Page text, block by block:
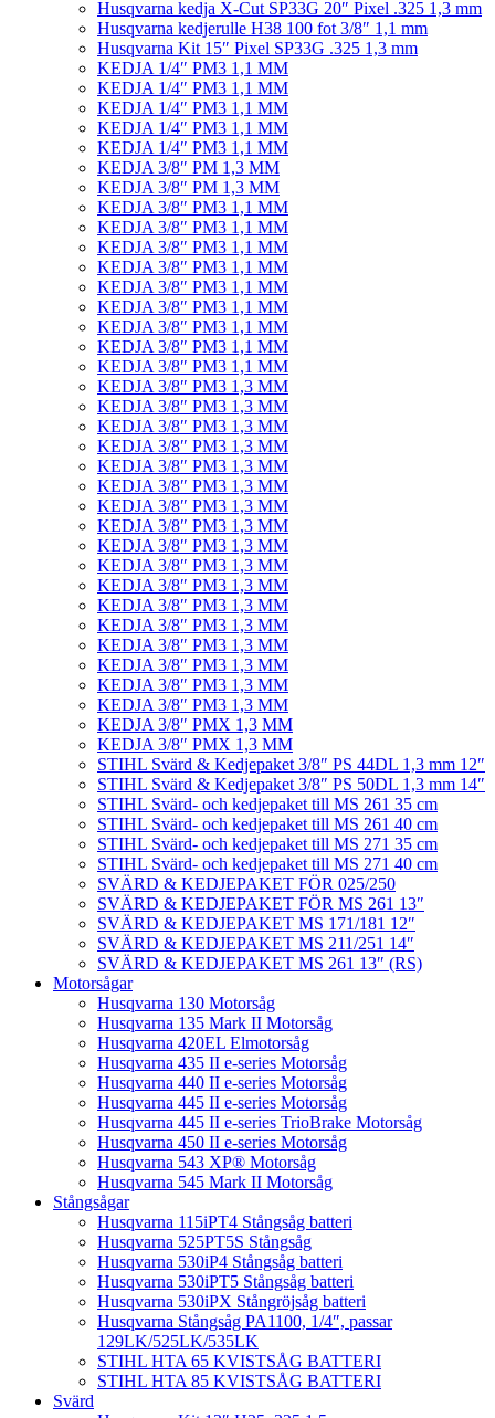
Husqvarna kedja X-Cut SP33G 20″ Pixel .325 1,3 mm
Husqvarna kedjerulle H38 100 fot 3/8″ 1,1 mm
Husqvarna Kit 15″ Pixel SP33G .325 1,3 mm
KEDJA 1/4″ PM3 1,1 MM
KEDJA 1/4″ PM3 1,1 MM
KEDJA 1/4″ PM3 1,1 MM
KEDJA 1/4″ PM3 1,1 MM
KEDJA 1/4″ PM3 1,1 MM
KEDJA 3/8″ PM 1,3 MM
KEDJA 3/8″ PM 1,3 MM
KEDJA 3/8″ PM3 1,1 MM
KEDJA 3/8″ PM3 1,1 MM
KEDJA 3/8″ PM3 1,1 MM
KEDJA 3/8″ PM3 1,1 MM
KEDJA 3/8″ PM3 1,1 MM
KEDJA 3/8″ PM3 1,1 MM
KEDJA 3/8″ PM3 1,1 MM
KEDJA 3/8″ PM3 1,1 MM
KEDJA 3/8″ PM3 1,1 MM
KEDJA 3/8″ PM3 1,3 MM
KEDJA 3/8″ PM3 1,3 MM
KEDJA 3/8″ PM3 1,3 MM
KEDJA 3/8″ PM3 1,3 MM
KEDJA 3/8″ PM3 1,3 MM
KEDJA 3/8″ PM3 1,3 MM
KEDJA 3/8″ PM3 1,3 MM
KEDJA 3/8″ PM3 1,3 MM
KEDJA 3/8″ PM3 1,3 MM
KEDJA 3/8″ PM3 1,3 MM
KEDJA 3/8″ PM3 1,3 MM
KEDJA 3/8″ PM3 1,3 MM
KEDJA 3/8″ PM3 1,3 MM
KEDJA 3/8″ PM3 1,3 MM
KEDJA 3/8″ PM3 1,3 MM
KEDJA 3/8″ PM3 1,3 MM
KEDJA 3/8″ PM3 1,3 MM
KEDJA 3/8″ PMX 1,3 MM
KEDJA 3/8″ PMX 1,3 MM
STIHL Svärd & Kedjepaket 3/8″ PS 44DL 1,3 mm 12″
STIHL Svärd & Kedjepaket 3/8″ PS 50DL 1,3 mm 14″
STIHL Svärd- och kedjepaket till MS 261 35 cm
STIHL Svärd- och kedjepaket till MS 261 40 cm
STIHL Svärd- och kedjepaket till MS 271 35 cm
STIHL Svärd- och kedjepaket till MS 271 40 cm
SVÄRD & KEDJEPAKET FÖR 025/250
SVÄRD & KEDJEPAKET FÖR MS 261 13″
SVÄRD & KEDJEPAKET MS 171/181 12″
SVÄRD & KEDJEPAKET MS 211/251 14″
SVÄRD & KEDJEPAKET MS 261 13″ (RS)
Motorsågar
Husqvarna 130 Motorsåg
Husqvarna 135 Mark II Motorsåg
Husqvarna 420EL Elmotorsåg
Husqvarna 435 II e-series Motorsåg
Husqvarna 440 II e-series Motorsåg
Husqvarna 445 II e-series Motorsåg
Husqvarna 445 II e-series TrioBrake Motorsåg
Husqvarna 450 II e-series Motorsåg
Husqvarna 543 XP® Motorsåg
Husqvarna 545 Mark II Motorsåg
Stångsågar
Husqvarna 115iPT4 Stångsåg batteri
Husqvarna 525PT5S Stångsåg
Husqvarna 530iP4 Stångsåg batteri
Husqvarna 530iPT5 Stångsåg batteri
Husqvarna 530iPX Stångröjsåg batteri
Husqvarna Stångsåg PA1100, 1/4″, passar
129LK/525LK/535LK
STIHL HTA 65 KVISTSÅG BATTERI
STIHL HTA 85 KVISTSÅG BATTERI
Svärd